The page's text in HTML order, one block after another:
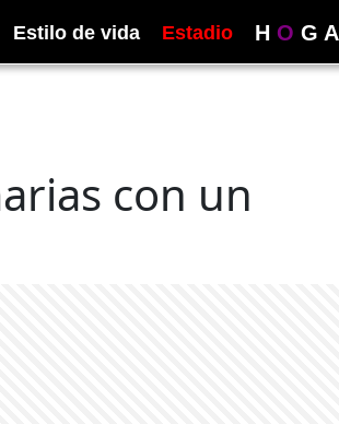
Estilo de vida Estadio H O G A
con un